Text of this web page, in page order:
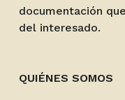
documentación
del interesado.
QUIÉNES SOMOS